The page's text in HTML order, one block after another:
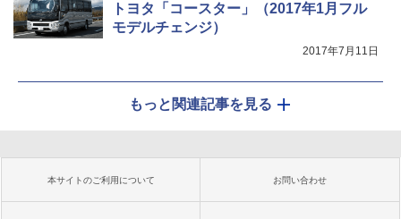
トヨタ「コースター」（2017年1月フル
モデルチェンジ）
2017年7月11日
もっと関連記事を見る
本サイトのご利用について お問い合わせ